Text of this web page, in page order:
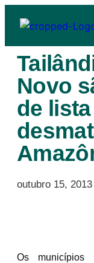
Novo
de
outubro 15, 2013
Os